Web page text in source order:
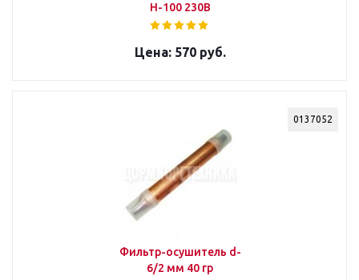
Н-100 230В
570 руб.
0137052
Фильтр-осушитель d-
6/2 мм 40 гр